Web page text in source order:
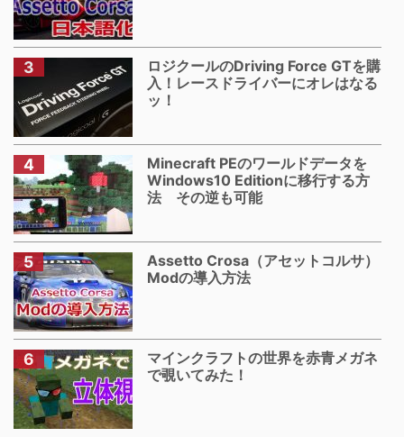
ロジクールのDriving Force GTを購
入！レースドライバーにオレはなる
ッ！
Minecraft PEのワールドデータを
Windows10 Editionに移行する方
法 その逆も可能
Assetto Crosa（アセットコルサ）
Modの導入方法
マインクラフトの世界を赤青メガネ
で覗いてみた！